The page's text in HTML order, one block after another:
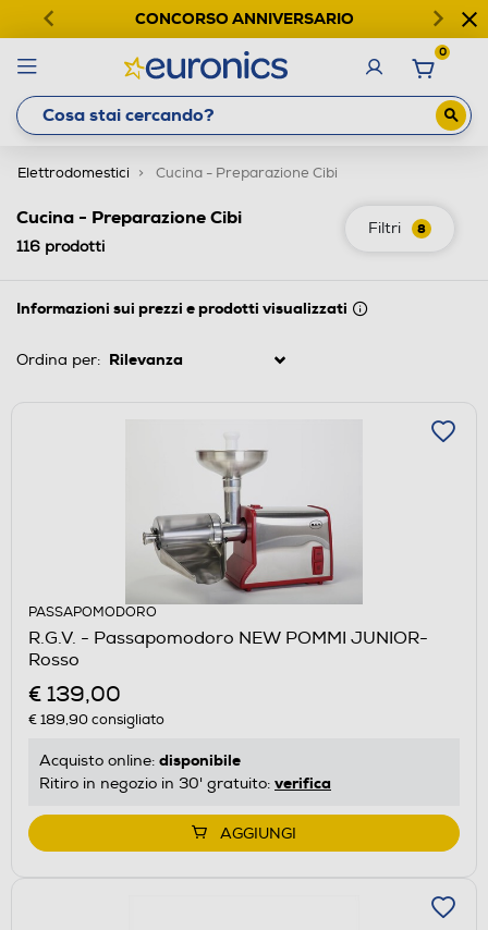
CONCORSO ANNIVERSARIO
0
Elettrodomestici Cucina - Preparazione Cibi
Filtri 8
Cucina - Preparazione Cibi
116 prodotti
Informazioni sui prezzi e prodotti visualizzati
Ordina per:
PASSAPOMODORO
R.G.V. - Passapomodoro NEW POMMI JUNIOR-
Rosso
€ 139,00
€ 189,90consigliato
Acquisto online: disponibile
Ritiro in negozio in 30' gratuito: verifica
AGGIUNGI